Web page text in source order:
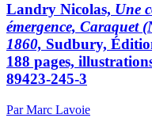
Landry Nicolas, Une
émergence, Caraquet
1860, Sudbury,
188 pages,
89423-245-3
Par Marc Lavoie